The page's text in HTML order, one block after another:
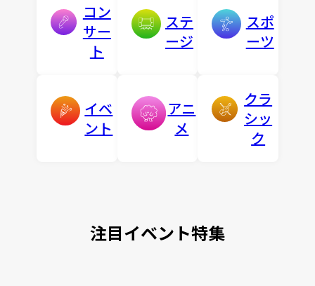
コン
サー
ト
ステ
ージ
スポ
ーツ
イベ
ント
アニ
メ
クラ
シッ
ク
注目イベント特集